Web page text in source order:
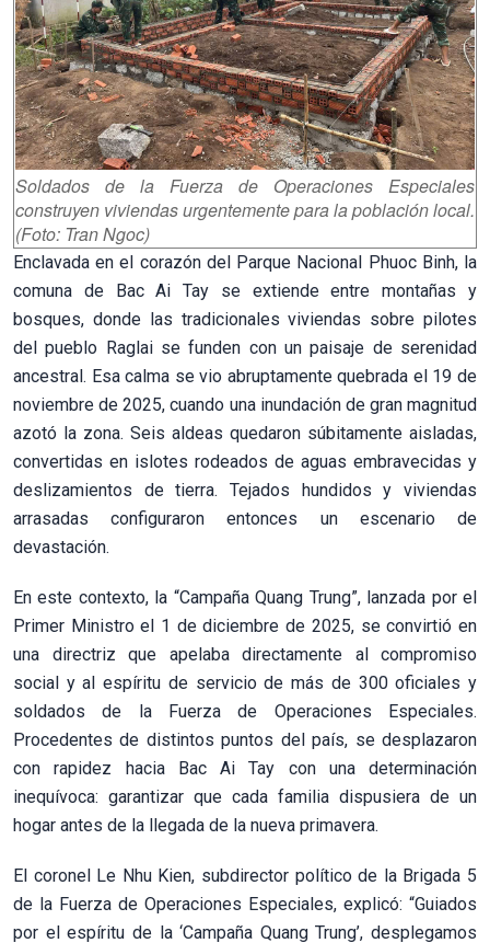
Soldados de la Fuerza de Operaciones Especiales
construyen viviendas urgentemente para la población local.
(Foto: Tran Ngoc)
Enclavada en el corazón del Parque Nacional Phuoc Binh, la
comuna de Bac Ai Tay se extiende entre montañas y
bosques, donde las tradicionales viviendas sobre pilotes
del pueblo Raglai se funden con un paisaje de serenidad
ancestral. Esa calma se vio abruptamente quebrada el 19 de
noviembre de 2025, cuando una inundación de gran magnitud
azotó la zona. Seis aldeas quedaron súbitamente aisladas,
convertidas en islotes rodeados de aguas embravecidas y
deslizamientos de tierra. Tejados hundidos y viviendas
arrasadas configuraron entonces un escenario de
devastación.
En este contexto, la “Campaña Quang Trung”, lanzada por el
Primer Ministro el 1 de diciembre de 2025, se convirtió en
una directriz que apelaba directamente al compromiso
social y al espíritu de servicio de más de 300 oficiales y
soldados de la Fuerza de Operaciones Especiales.
Procedentes de distintos puntos del país, se desplazaron
con rapidez hacia Bac Ai Tay con una determinación
inequívoca: garantizar que cada familia dispusiera de un
hogar antes de la llegada de la nueva primavera.
El coronel Le Nhu Kien, subdirector político de la Brigada 5
de la Fuerza de Operaciones Especiales, explicó: “Guiados
por el espíritu de la ‘Campaña Quang Trung’, desplegamos